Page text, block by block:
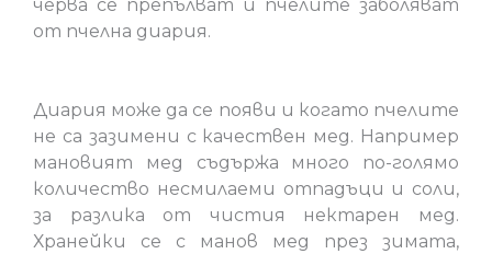
черва се препълват и пчелите заболяват
от пчелна диария.
Диария може да се появи и когато пчелите
не са зазимени с качествен мед. Например
мановият мед съдържа много по-голямо
количество несмилаеми отпадъци и соли,
за разлика от чистия нектарен мед.
Хранейки се с манов мед през зимата,